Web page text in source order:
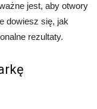
jest, aby otwory
dowiesz się, jak
rezultaty.